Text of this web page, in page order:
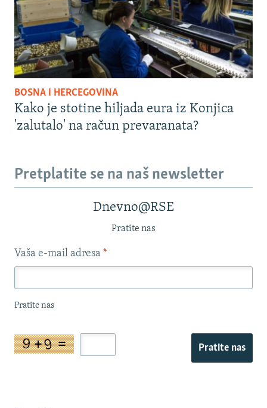
BOSNA I HERCEGOVINA
Kako je stotine hiljada eura iz Konjica
'zalutalo' na račun prevaranata?
Pretplatite se na naš newsletter
Dnevno@RSE
Pratite nas
Vaša e-mail adresa *
Pratite nas
Pratite nas